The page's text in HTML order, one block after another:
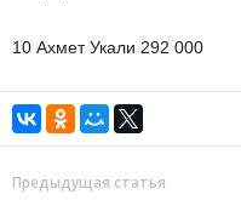
10 Ахмет Укали 292 000
Предыдущая статья